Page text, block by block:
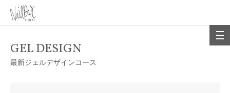
GEL DESIGN
最新ジェルデザインコース